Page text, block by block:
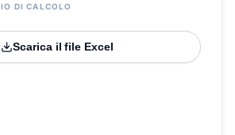
DI CALCOLO
Scarica il file Excel